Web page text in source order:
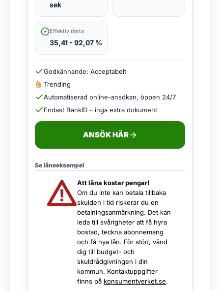
sek
Effektiv ränta
35,41 - 92,07 %
Godkännande: Acceptabelt
Trending
Automatiserad online-ansökan, öppen 24/7
Endast BankID – inga extra dokument
ANSÖK HÄR
Se låneeksempel
Att låna kostar pengar!
Om du inte kan betala tillbaka
skulden i tid riskerar du en
betalningsanmärkning. Det kan
leda till svårigheter att få hyra
bostad, teckna abonnemang
och få nya lån. För stöd, vänd
dig till budget- och
skuldrådgivningen i din
kommun. Kontaktuppgifter
finns på konsumentverket.se.